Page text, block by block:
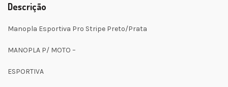
Descrição
Manopla Esportiva Pro Stripe Preto/Prata
MANOPLA P/ MOTO –
ESPORTIVA